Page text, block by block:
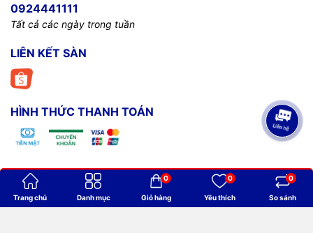
0924441111
Tất cả các ngày trong tuần
LIÊN KẾT SÀN
HÌNH THỨC THANH TOÁN
Bản quyền thuộc vềBilliards Thanh Minh
Cung cấp bởiSapo
Trang chủ Danh mục Giỏ hàng
0
Yêu thích
0
So sánh
0